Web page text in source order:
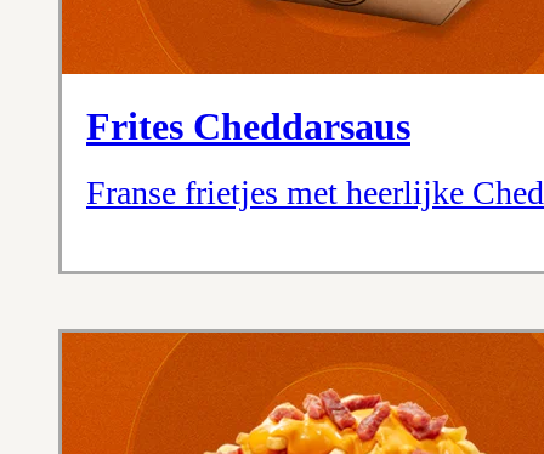
Frites Cheddarsaus
Franse frietjes met heerlijke